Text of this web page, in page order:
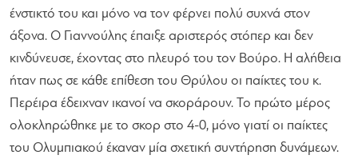
ένστικτό του και μόνο να τον φέρνει πολύ συχνά στον
άξονα. Ο Γιαννούλης έπαιξε αριστερός στόπερ και δεν
κινδύνευσε, έχοντας στο πλευρό του τον Βούρο. Η αλήθεια
ήταν πως σε κάθε επίθεση του Θρύλου οι παίκτες του κ.
Περέιρα έδειχναν ικανοί να σκοράρουν. Το πρώτο μέρος
ολοκληρώθηκε με το σκορ στο 4-0, μόνο γιατί οι παίκτες
του Ολυμπιακού έκαναν μία σχετική συντήρηση δυνάμεων.